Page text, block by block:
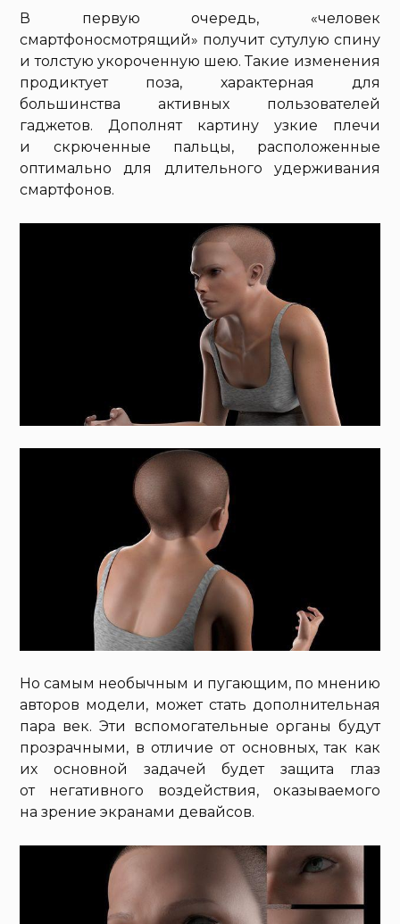
В первую очередь, «человек
смартфоносмотрящий» получит сутулую спину
и толстую укороченную шею. Такие изменения
продиктует поза, характерная для
большинства активных пользователей
гаджетов. Дополнят картину узкие плечи
и скрюченные пальцы, расположенные
оптимально для длительного удерживания
смартфонов.
Но самым необычным и пугающим, по мнению
авторов модели, может стать дополнительная
пара век. Эти вспомогательные органы будут
прозрачными, в отличие от основных, так как
их основной задачей будет защита глаз
от негативного воздействия, оказываемого
на зрение экранами девайсов.